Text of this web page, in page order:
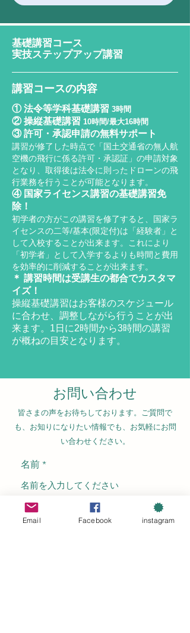
基礎講習コース
実技ステップアップ講習
講習コースの内容
① 法令等学科基礎講習 3時間
② 操縦基礎講習 10時間/最大16時間
③ 許可・承認申請の無料サポート
講習が修了した時点で「国土交通省の無人航
空機の飛行に係る許可・承認証」の申請対象
となり、取得後は法令に則ったドローンの飛
行業務を行うことが可能となります。
④ 国家ライセンス講習の基礎講習免
除！
初学者の方がこの講習を修了すると、国家ラ
イセンスの二等/基本(限定付)は「経験者」と
して入校することが出来ます。これにより
「初学者」として入学するよりも時間と費用
を効率的に削減することが出来ます。
＊ 講習時間は受講生の都合でカスタマ
イズ！
操縦基礎講習はお客様のスケジュール
に合わせ、調整しながら行うことが出
来ます。1日に2時間から3時間の講習
が概ねの目安となります。
お問い合わせ
皆さまの声をお待ちしております。ご質問で
も、お知りになりたい情報でも、お気軽にお問
い合わせください。
名前
メールアドレス
Email Facebook instagram